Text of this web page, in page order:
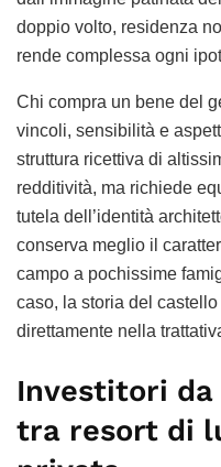
doppio volto, residenza
rende complessa ogni
Chi compra un bene del
vincoli, sensibilità e
struttura ricettiva di
redditività, ma richiede
tutela dell’identità
conserva meglio il
campo a pochissime
caso, la storia del
direttamente nella
Investitori
tra resort di